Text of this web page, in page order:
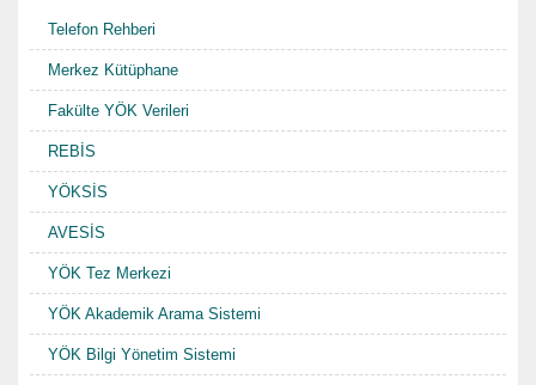
k
Telefon Rehberi
Merkez Kütüphane
Fakülte YÖK Verileri
REBİS
YÖKSİS
AVESİS
YÖK Tez Merkezi
YÖK Akademik Arama Sistemi
YÖK Bilgi Yönetim Sistemi